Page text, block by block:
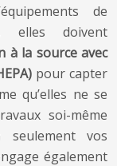
de
elles doivent
à la source avec
pour capter
qu’elles ne se
soi-même
seulement vos
également